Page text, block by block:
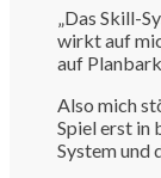
„Das Skill-
wirkt auf
auf
Also mich
Spiel erst in
System und